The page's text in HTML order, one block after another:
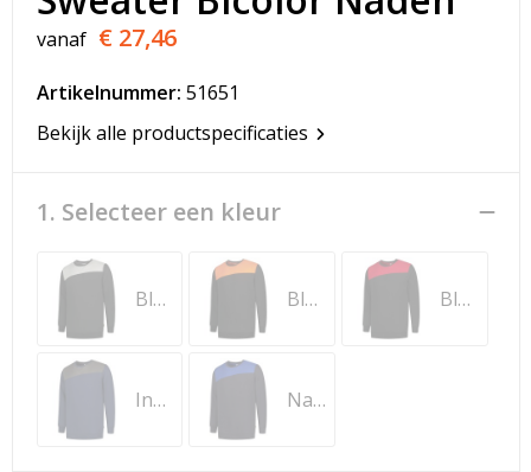
T-Shirts
Vesten
vanaf € 27,46
Artikelnummer: 51651
Bekijk alle productspecificaties
1. Selecteer een kleur
Black-Grey Black-Orange Black-Red
Ink-Dark Grey Navy-Royal Blue